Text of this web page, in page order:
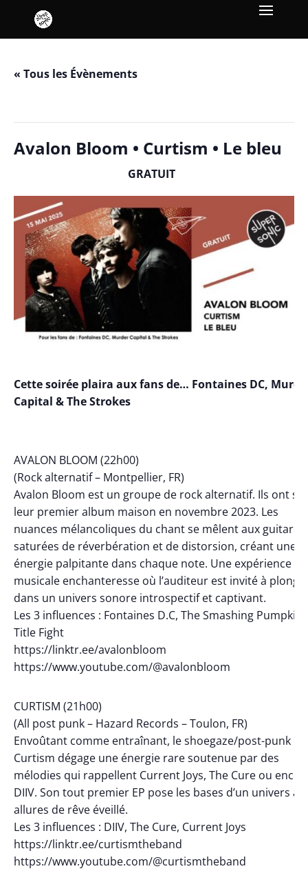
« Tous les Évènements
Avalon Bloom • Curtism • Le bleu
GRATUIT
Cette soirée plaira aux fans de… Fontaines DC,
Capital & The Strokes
AVALON BLOOM (22h00)
(Rock alternatif – Montpellier, FR)
Avalon Bloom est un groupe de rock alternatif. Ils ont
leur premier album maison en novembre 2023. Les
nuances mélancoliques du chant se mêlent aux guitares
saturées de réverbération et de distorsion, créant une
énergie palpitante dans chaque note. Une expérience
musicale enchanteresse où l’auditeur est invité à
dans un univers sonore introspectif et captivant.
Les 3 influences : Fontaines D.C, The Smashing
Title Fight
https://linktr.ee/avalonbloom
https://www.youtube.com/@avalonbloom
CURTISM (21h00)
(All post punk – Hazard Records – Toulon, FR)
Envoûtant comme entraînant, le shoegaze/post-punk de
Curtism dégage une énergie rare soutenue par des
mélodies qui rappellent Current Joys, The Cure ou
DIIV. Son tout premier EP pose les bases d’un univers
allures de rêve éveillé.
Les 3 influences : DIIV, The Cure, Current Joys
https://linktr.ee/curtismtheband
https://www.youtube.com/@curtismtheband